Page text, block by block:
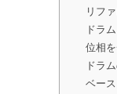
リフ
ドラ
位相
ドラ
ベー